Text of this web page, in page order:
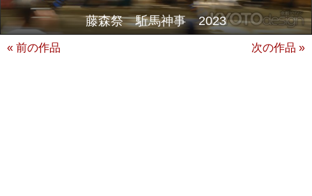
藤森祭 駈馬神事 2023
« 前の作品 次の作品 »